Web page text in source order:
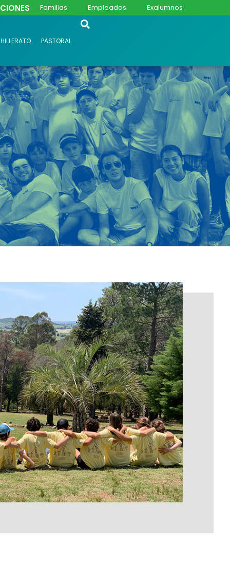
Familias Empleados Exalumnos
PASTORAL